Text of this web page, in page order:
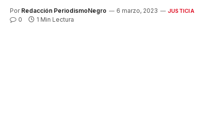
Por Redacción PeriodismoNegro 6 marzo, 2023 JUSTICIA
0 1 Min Lectura